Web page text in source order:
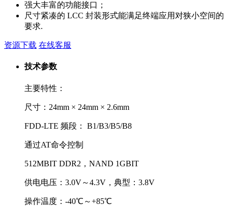
强大丰富的功能接口；
尺寸紧凑的 LCC 封装形式能满足终端应用对狭小空间的
要求.
资源下载 在线客服
技术参数
主要特性：
尺寸：24mm × 24mm × 2.6mm
FDD-LTE 频段： B1/B3/B5/B8
通过AT命令控制
512MBIT DDR2，NAND 1GBIT
供电电压：3.0V～4.3V，典型：3.8V
操作温度：-40℃～+85℃